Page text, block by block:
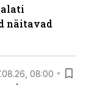
alati
näitavad
08:00